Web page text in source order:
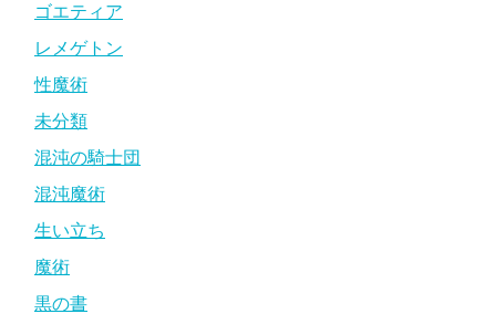
ゴエティア
レメゲトン
性魔術
未分類
混沌の騎士団
混沌魔術
生い立ち
魔術
黒の書